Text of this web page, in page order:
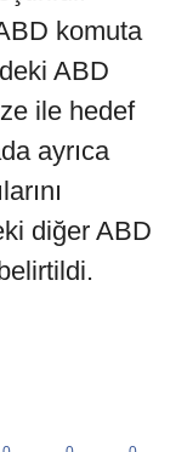
komuta
ABD
ile hedef
ayrıca
diğer ABD